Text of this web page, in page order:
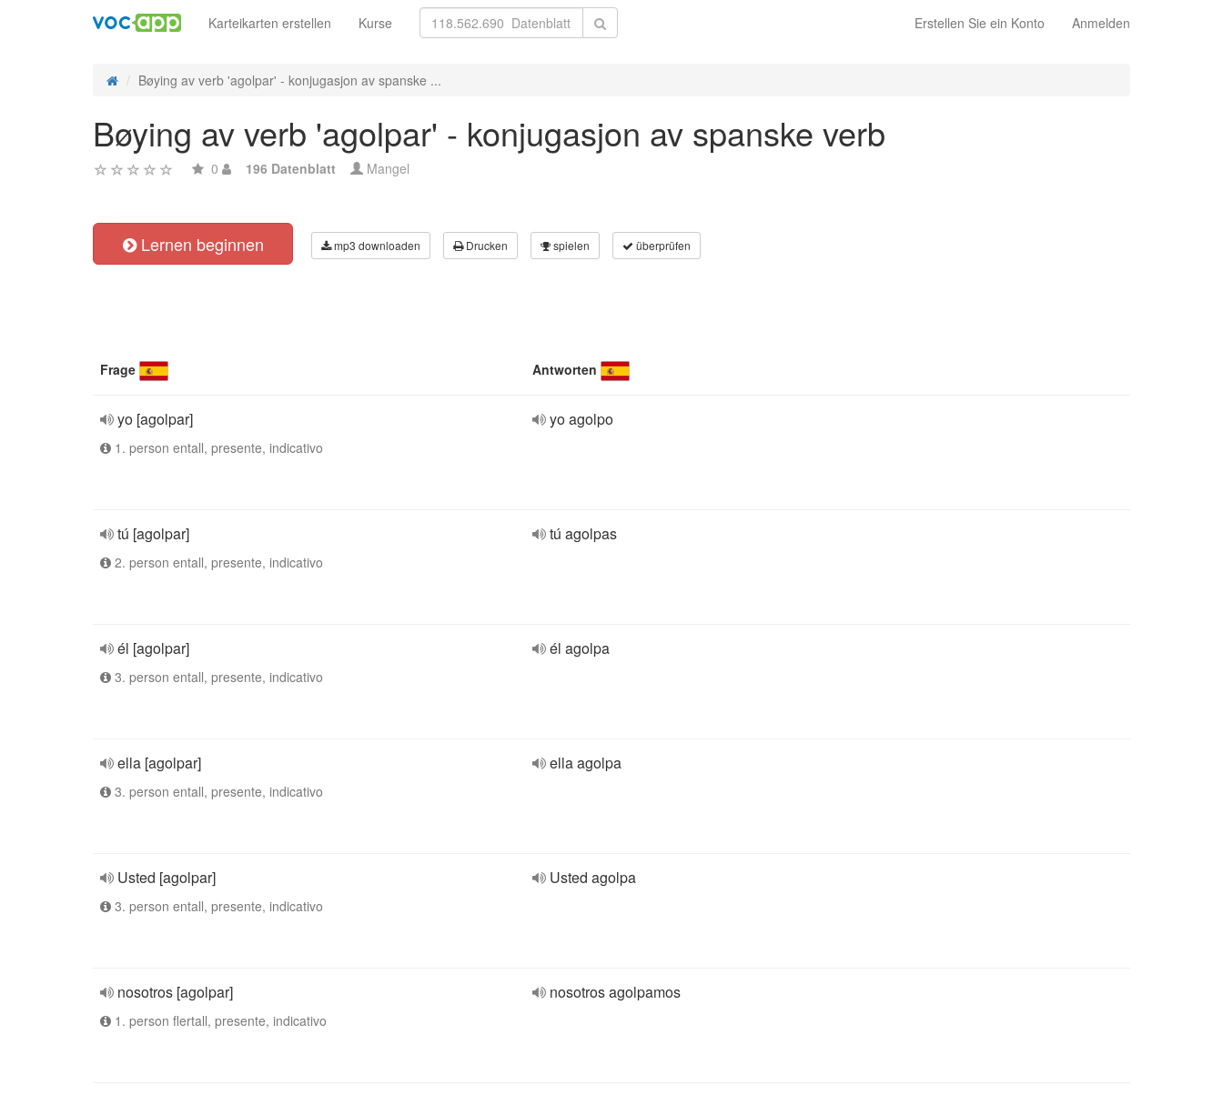
Erstellen Sie ein Konto Anmelden
Karteikarten erstellen Kurse
Bøying av verb 'agolpar' - konjugasjon av spanske ...
Bøying av verb 'agolpar' - konjugasjon av spanske verb
0 196 Datenblatt Mangel
Lernen beginnen mp3 downloaden Drucken spielen überprüfen
Frage Antworten
yo [agolpar]
1. person entall, presente, indicativo
yo agolpo
tú [agolpar]
2. person entall, presente, indicativo
tú agolpas
él [agolpar]
3. person entall, presente, indicativo
él agolpa
ella [agolpar]
3. person entall, presente, indicativo
ella agolpa
Usted [agolpar]
3. person entall, presente, indicativo
Usted agolpa
nosotros [agolpar]
1. person flertall, presente, indicativo
nosotros agolpamos